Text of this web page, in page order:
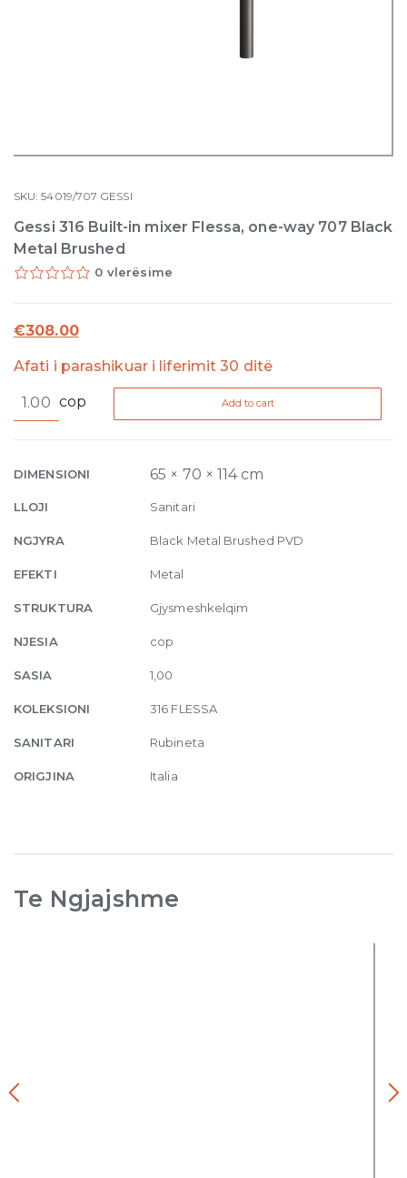
SKU:54019/707 GESSI
Gessi 316 Built-in mixer Flessa, one-way 707 Black
Metal Brushed
0 vlerësime
€308.00
Afati i parashikuar i liferimit 30 ditë
316
mixer
one-
way
Black
Metal
quantity
cop Add to cart
DIMENSIONI 65 × 70 × 114 cm
LLOJI Sanitari
NGJYRA Black Metal Brushed PVD
EFEKTI Metal
STRUKTURA Gjysmeshkelqim
NJESIA cop
SASIA 1,00
KOLEKSIONI 316 FLESSA
SANITARI Rubineta
ORIGJINA Italia
Te Ngjajshme